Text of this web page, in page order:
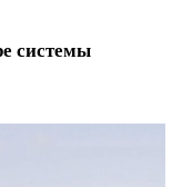
системы